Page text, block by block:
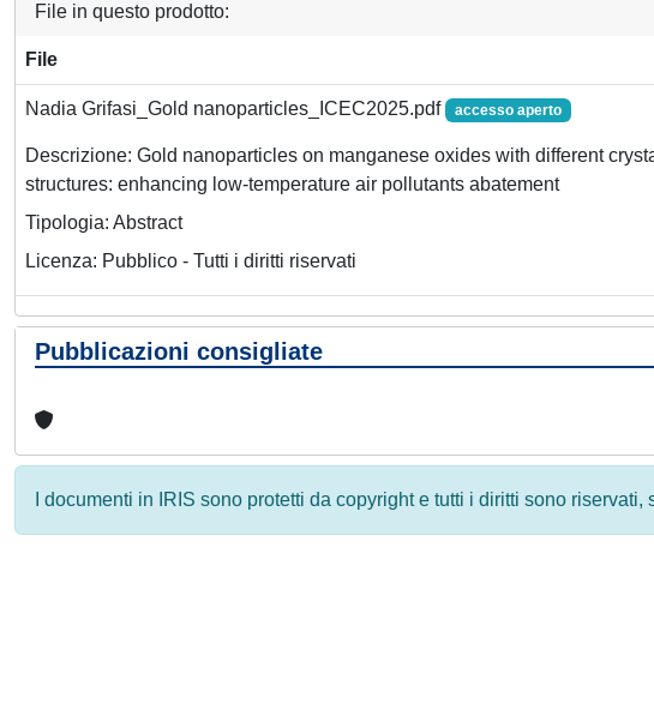
File in questo prodotto:
File
Nadia Grifasi_Gold nanoparticles_ICEC2025.pdf accesso aperto
Descrizione: Gold nanoparticles on manganese oxides with different
structures: enhancing low-temperature air pollutants abatement
Tipologia: Abstract
Licenza: Pubblico - Tutti i diritti riservati
Pubblicazioni consigliate
I documenti in IRIS sono protetti da copyright e tutti i diritti sono